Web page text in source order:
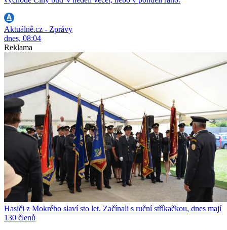
Aktuálně.cz - Zprávy
dnes, 08:04
Reklama
Hasiči z Mokrého slaví sto let. Začínali s ruční stříkačkou, dnes mají
130 členů